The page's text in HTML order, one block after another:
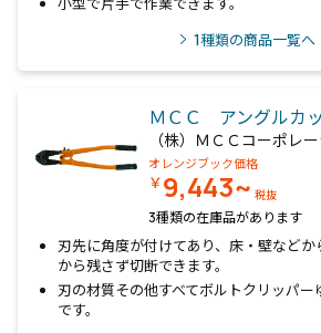
1種類の商品一覧へ
ＭＣＣ アングルカ
（株）ＭＣＣコーポレ
オレンジブック価格
￥9,443~ 税抜
3種類の在庫品があります
刃先に角度が付けてあり、床・壁など
から残さず切断できます。
刃の材質その他すべてボルトクリッパ
です。